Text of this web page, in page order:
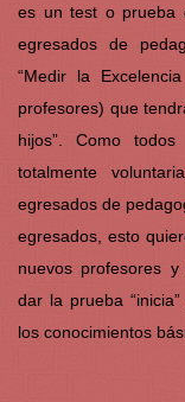
es un test o prueba
egresados de
“Medir la
profesores) que
hijos”. Como
totalmente
egresados de
egresados, esto
nuevos profesores
dar la prueba
los conocimientos